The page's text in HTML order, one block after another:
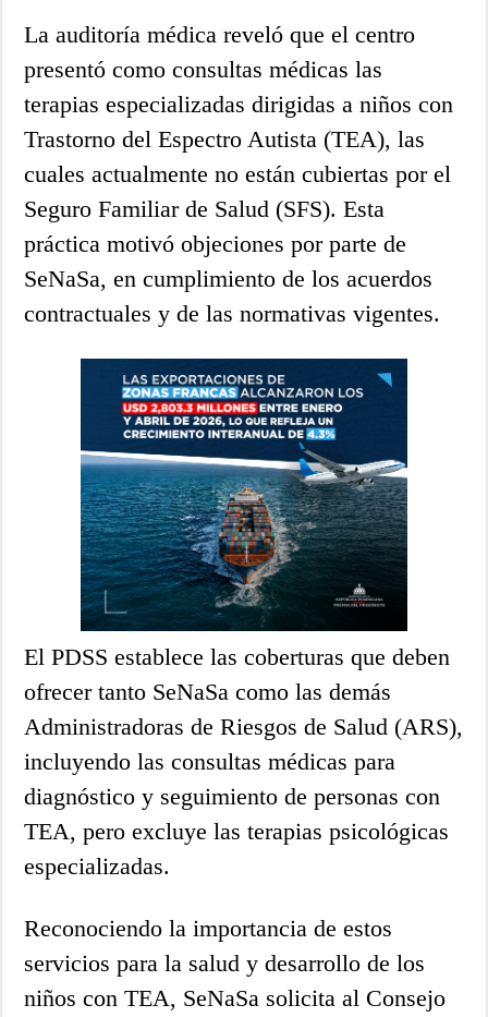
La auditoría médica reveló que el centro
presentó como consultas médicas las
terapias especializadas dirigidas a niños con
Trastorno del Espectro Autista (TEA), las
cuales actualmente no están cubiertas por el
Seguro Familiar de Salud (SFS). Esta
práctica motivó objeciones por parte de
SeNaSa, en cumplimiento de los acuerdos
contractuales y de las normativas vigentes.
El PDSS establece las coberturas que deben
ofrecer tanto SeNaSa como las demás
Administradoras de Riesgos de Salud (ARS),
incluyendo las consultas médicas para
diagnóstico y seguimiento de personas con
TEA, pero excluye las terapias psicológicas
especializadas.
Reconociendo la importancia de estos
servicios para la salud y desarrollo de los
niños con TEA, SeNaSa solicita al Consejo